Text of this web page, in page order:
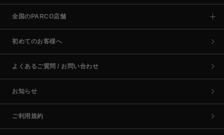
全国のPARCO店舗
初めてのお客様へ
よくあるご質問 / お問い合わせ
お知らせ
ご利用規約